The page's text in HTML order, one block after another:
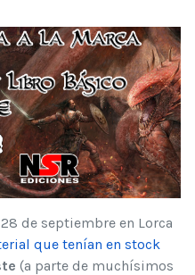
de septiembre en Lorca
que tenían en stock
(a parte de muchísimos